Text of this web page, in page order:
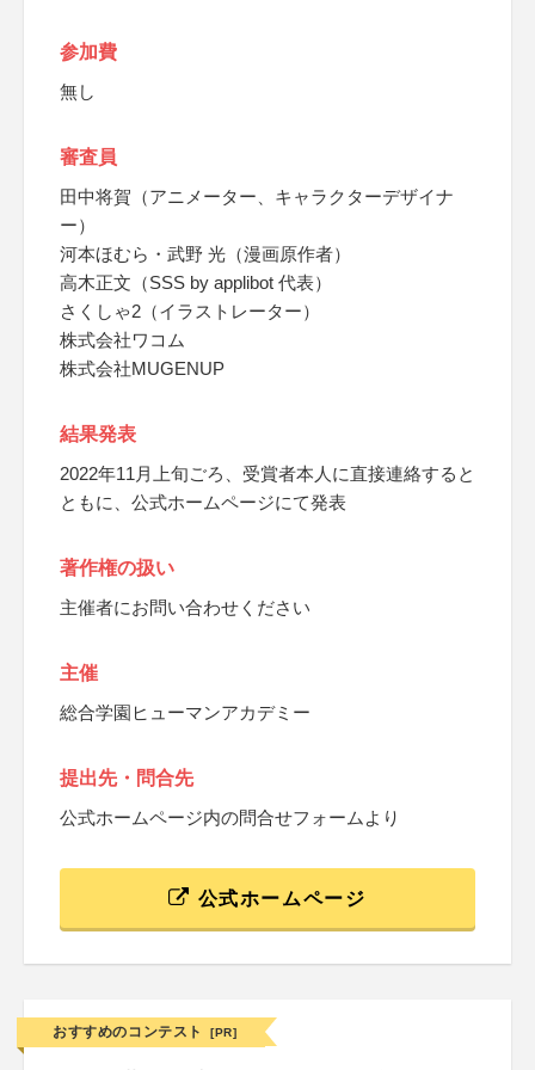
参加費
無し
審査員
田中将賀（アニメーター、キャラクターデザイナ
ー）
河本ほむら・武野 光（漫画原作者）
高木正文（SSS by applibot 代表）
さくしゃ2（イラストレーター）
株式会社ワコム
株式会社MUGENUP
結果発表
2022年11月上旬ごろ、受賞者本人に直接連絡すると
ともに、公式ホームページにて発表
著作権の扱い
主催者にお問い合わせください
主催
総合学園ヒューマンアカデミー
提出先・問合先
公式ホームページ内の問合せフォームより
公式ホームページ
おすすめのコンテスト [PR]